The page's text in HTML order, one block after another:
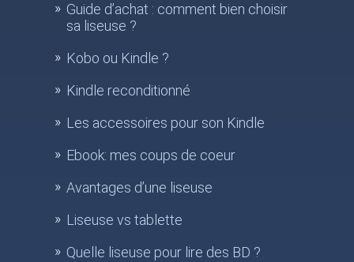
Guide d’achat : comment bien choisir
sa liseuse ?
Kobo ou Kindle ?
Kindle reconditionné
Les accessoires pour son Kindle
Ebook: mes coups de coeur
Avantages d’une liseuse
Liseuse vs tablette
Quelle liseuse pour lire des BD ?